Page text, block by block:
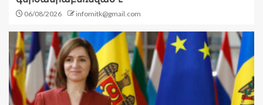
06/08/2026 infomitk@gmail.com